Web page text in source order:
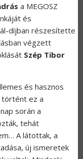
a MEGOSZ
és
díjban részesítette
végzett
Szép Tibor
és hasznos
történt ez a
során a
tehát
A látottak, a
új ismeretek